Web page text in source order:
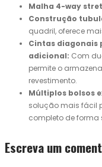
Malha 4-way
Construção
quadril, oferece
Cintas diagonais
adicional: Com
permite o
revestimento.
Múltiplos bolsos
solução mais fácil
completo de forma
Escreva um